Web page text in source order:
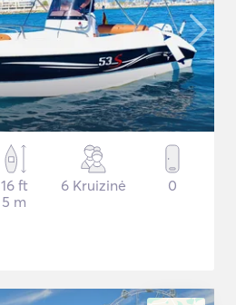
16 ft
5 m
6 Kruizinė 0